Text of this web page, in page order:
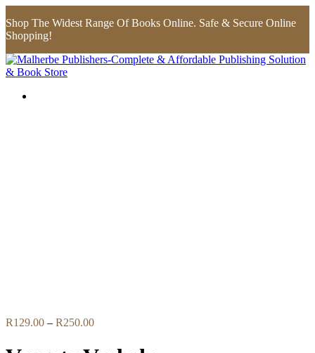
Shop The Widest Range Of Books Online. Safe & Secure Online
Shopping!
R129.00 – R250.00Price
R129.00